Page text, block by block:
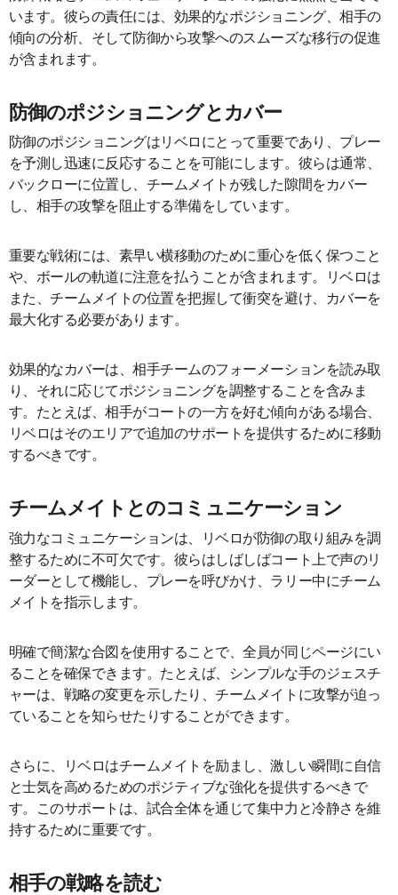
います。彼らの責任には、効果的なポジショニング、相手の
傾向の分析、そして防御から攻撃へのスムーズな移行の促進
が含まれます。
防御のポジショニングとカバー
防御のポジショニングはリベロにとって重要であり、プレー
を予測し迅速に反応することを可能にします。彼らは通常、
バックローに位置し、チームメイトが残した隙間をカバー
し、相手の攻撃を阻止する準備をしています。
重要な戦術には、素早い横移動のために重心を低く保つこと
や、ボールの軌道に注意を払うことが含まれます。リベロは
また、チームメイトの位置を把握して衝突を避け、カバーを
最大化する必要があります。
効果的なカバーは、相手チームのフォーメーションを読み取
り、それに応じてポジショニングを調整することを含みま
す。たとえば、相手がコートの一方を好む傾向がある場合、
リベロはそのエリアで追加のサポートを提供するために移動
するべきです。
チームメイトとのコミュニケーション
強力なコミュニケーションは、リベロが防御の取り組みを調
整するために不可欠です。彼らはしばしばコート上で声のリ
ーダーとして機能し、プレーを呼びかけ、ラリー中にチーム
メイトを指示します。
明確で簡潔な合図を使用することで、全員が同じページにい
ることを確保できます。たとえば、シンプルな手のジェスチ
ャーは、戦略の変更を示したり、チームメイトに攻撃が迫っ
ていることを知らせたりすることができます。
さらに、リベロはチームメイトを励まし、激しい瞬間に自信
と士気を高めるためのポジティブな強化を提供するべきで
す。このサポートは、試合全体を通じて集中力と冷静さを維
持するために重要です。
相手の戦略を読む